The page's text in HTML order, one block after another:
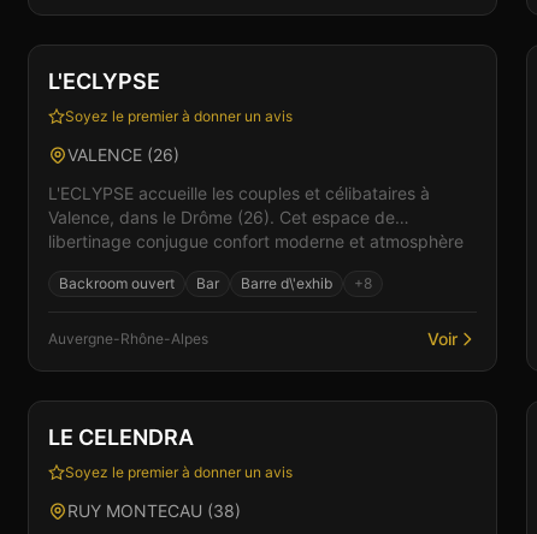
Club Sauna +4
L'ECLYPSE
Soyez le premier à donner un avis
VALENCE (26)
L'ECLYPSE accueille les couples et célibataires à
Valence, dans le Drôme (26). Cet espace de
libertinage conjugue confort moderne et atmosphère
Backroom ouvert Bar Barre d\'exhib +8
Auvergne-Rhône-Alpes Voir
Club Restaurant
LE CELENDRA
Soyez le premier à donner un avis
RUY MONTECAU (38)